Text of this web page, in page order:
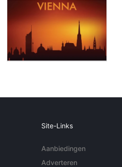
Site-Links
Aanbiedingen
Adverteren